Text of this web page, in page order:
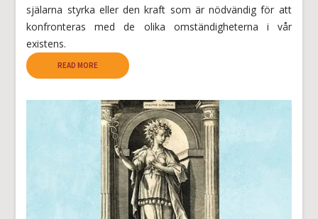
själarna styrka eller den kraft som är nödvändig för att
konfronteras med de olika omständigheterna i vår
existens.
READ MORE